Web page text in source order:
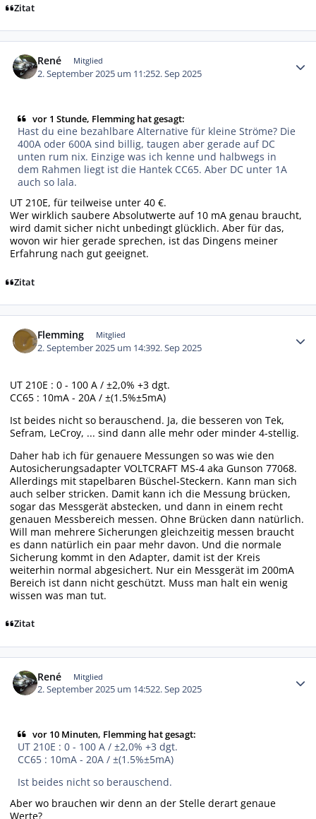
Zitat
René Mitglied
2. September 2025 um 11:252. Sep 2025
vor 1 Stunde, Flemming hat gesagt:
Hast du eine bezahlbare Alternative für kleine Ströme? Die
400A oder 600A sind billig, taugen aber gerade auf DC
unten rum nix. Einzige was ich kenne und halbwegs in
dem Rahmen liegt ist die Hantek CC65. Aber DC unter 1A
auch so lala.
UT 210E, für teilweise unter 40 €.
Wer wirklich saubere Absolutwerte auf 10 mA genau braucht,
wird damit sicher nicht unbedingt glücklich. Aber für das,
wovon wir hier gerade sprechen, ist das Dingens meiner
Erfahrung nach gut geeignet.
Zitat
Flemming Mitglied
2. September 2025 um 14:392. Sep 2025
UT 210E : 0 - 100 A / ±2,0% +3 dgt.
CC65 : 10mA - 20A / ±(1.5%±5mA)
Ist beides nicht so berauschend. Ja, die besseren von Tek,
Sefram, LeCroy, ... sind dann alle mehr oder minder 4-stellig.
Daher hab ich für genauere Messungen so was wie den
Autosicherungsadapter VOLTCRAFT MS-4 aka Gunson 77068.
Allerdings mit stapelbaren Büschel-Steckern. Kann man sich
auch selber stricken. Damit kann ich die Messung brücken,
sogar das Messgerät abstecken, und dann in einem recht
genauen Messbereich messen. Ohne Brücken dann natürlich.
Will man mehrere Sicherungen gleichzeitig messen braucht
es dann natürlich ein paar mehr davon. Und die normale
Sicherung kommt in den Adapter, damit ist der Kreis
weiterhin normal abgesichert. Nur ein Messgerät im 200mA
Bereich ist dann nicht geschützt. Muss man halt ein wenig
wissen was man tut.
Zitat
René Mitglied
2. September 2025 um 14:522. Sep 2025
vor 10 Minuten, Flemming hat gesagt:
UT 210E : 0 - 100 A / ±2,0% +3 dgt.
CC65 : 10mA - 20A / ±(1.5%±5mA)
Ist beides nicht so berauschend.
Aber wo brauchen wir denn an der Stelle derart genaue
Werte?